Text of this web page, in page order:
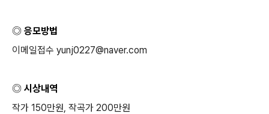
◎ 응모방법
이메일접수 yunj0227@naver.com
◎ 시상내역
작가 150만원, 작곡가 200만원